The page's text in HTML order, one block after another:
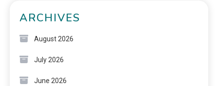
ARCHIVES
August 2026
July 2026
June 2026